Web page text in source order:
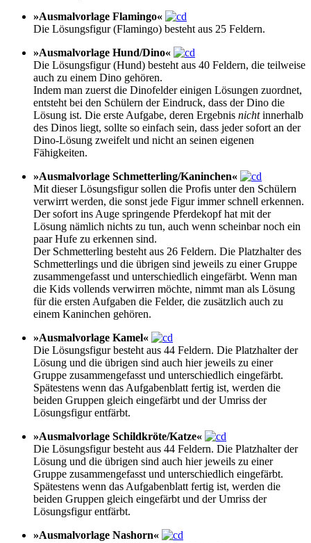
»Ausmalvorlage Flamingo«
Die Lösungsfigur (Flamingo) besteht aus 25 Feldern.
»Ausmalvorlage Hund/Dino«
Die Lösungsfigur (Hund) besteht aus 40 Feldern, die teilweise
auch zu einem Dino gehören.
Indem man zuerst die Dinofelder einigen Lösungen zuordnet,
entsteht bei den Schülern der Eindruck, dass der Dino die
Lösung ist. Die erste Aufgabe, deren Ergebnis nichtinnerhalb
des Dinos liegt, sollte so einfach sein, dass jeder sofort an der
Dino-Lösung zweifelt und nicht an seinen eigenen
Fähigkeiten.
»Ausmalvorlage Schmetterling/Kaninchen«
Mit dieser Lösungsfigur sollen die Profis unter den Schülern
verwirrt werden, die sonst jede Figur immer schnell erkennen.
Der sofort ins Auge springende Pferdekopf hat mit der
Lösung nämlich nichts zu tun, auch wenn scheinbar noch ein
paar Hufe zu erkennen sind.
Der Schmetterling besteht aus 26 Feldern. Die Platzhalter des
Schmetterlings und die übrigen sind jeweils zu einer Gruppe
zusammengefasst und unterschiedlich eingefärbt. Wenn man
die Kids vollends verwirren möchte, nimmt man als Lösung
für die ersten Aufgaben die Felder, die zusätzlich auch zu
einem Kaninchen gehören.
»Ausmalvorlage Kamel«
Die Lösungsfigur besteht aus 44 Feldern. Die Platzhalter der
Lösung und die übrigen sind auch hier jeweils zu einer
Gruppe zusammengefasst und unterschiedlich eingefärbt.
Spätestens wenn das Aufgabenblatt fertig ist, werden die
beiden Gruppen gleich eingefärbt und der Umriss der
Lösungsfigur entfärbt.
»Ausmalvorlage Schildkröte/Katze«
Die Lösungsfigur besteht aus 44 Feldern. Die Platzhalter der
Lösung und die übrigen sind auch hier jeweils zu einer
Gruppe zusammengefasst und unterschiedlich eingefärbt.
Spätestens wenn das Aufgabenblatt fertig ist, werden die
beiden Gruppen gleich eingefärbt und der Umriss der
Lösungsfigur entfärbt.
»Ausmalvorlage Nashorn«